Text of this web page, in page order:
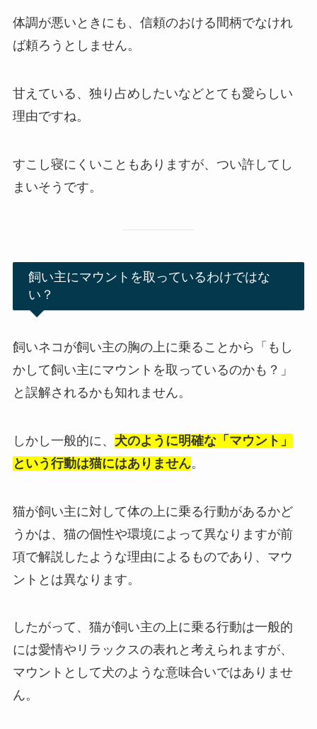
体調が悪いときにも、信頼のおける間柄でなけれ
ば頼ろうとしません。
甘えている、独り占めしたいなどとても愛らしい
理由ですね。
すこし寝にくいこともありますが、つい許してし
まいそうです。
飼い主にマウントを取っているわけではな
い？
飼いネコが飼い主の胸の上に乗ることから「もし
かして飼い主にマウントを取っているのかも？」
と誤解されるかも知れません。
しかし一般的に、 犬のように明確な「マウント」
という行動は猫にはありません。
猫が飼い主に対して体の上に乗る行動があるかど
うかは、猫の個性や環境によって異なりますが前
項で解説したような理由によるものであり、マウ
ントとは異なります。
したがって、猫が飼い主の上に乗る行動は一般的
には愛情やリラックスの表れと考えられますが、
マウントとして犬のような意味合いではありませ
ん。